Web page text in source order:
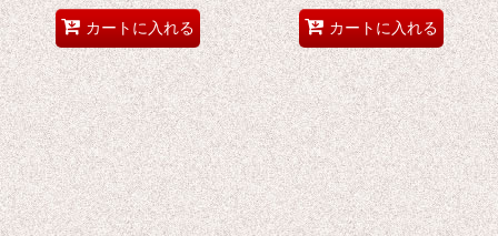
カートに入れる カートに入れる